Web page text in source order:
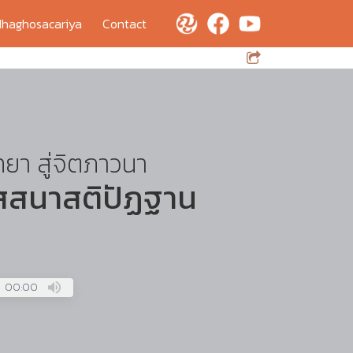
Contact
า สู่จิตภาวนา
นาสติปัฏฐาน
00:00